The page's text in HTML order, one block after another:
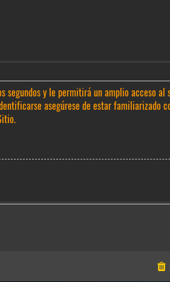
segundos y le permitirá un amplio acceso
asegúrese de estar familiarizado